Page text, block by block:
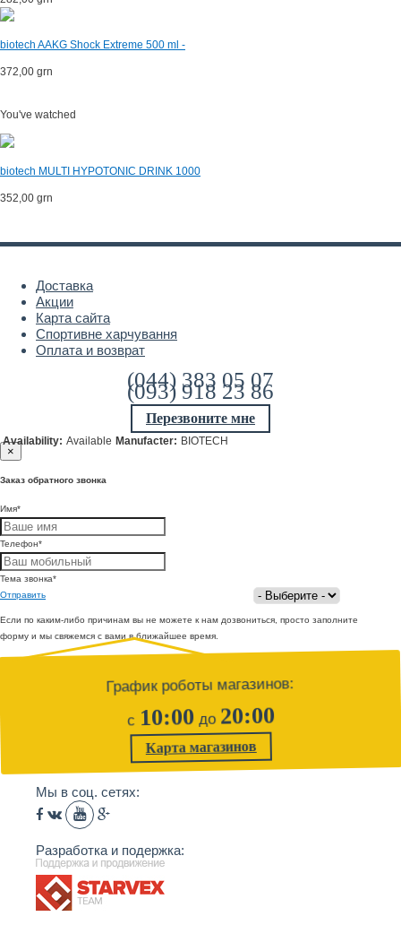
biotech AAKG Shock Extreme 500 ml -
372,00 grn
You've watched
biotech MULTI HYPOTONIC DRINK 1000
352,00 grn
Доставка
Акции
Карта сайта
Спортивне харчування
Оплата и возврат
(044) 383 05 07
(093) 918 23 86
Перезвоните мне
×
Заказ обратного звонка
Имя*
Телефон*
Тема звонка*
Отправить
Если по каким-либо причинам вы не можете к нам дозвониться, просто заполните
форму и мы свяжемся с вами в ближайшее время.
График роботы магазинов:
с 10:00 до 20:00
Карта магазинов
Мы в соц. сетяx:
Разработка и подержка:
Availability: Available Manufacter: BIOTECH